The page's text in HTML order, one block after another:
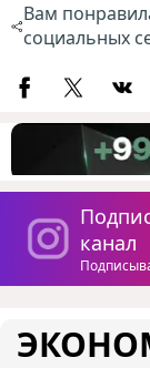
Вам
социальных
канал